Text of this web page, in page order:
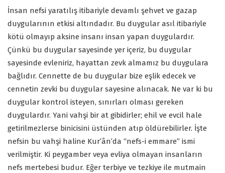
İnsan nefsi yaratılış itibariyle devamlı şehvet ve gazap
duygularının etkisi altındadır. Bu duygular asıl itibariyle
kötü olmayıp aksine insanı insan yapan duygulardır.
Çünkü bu duygular sayesinde yer içeriz, bu duygular
sayesinde evleniriz, hayattan zevk almamız bu duygulara
bağlıdır. Cennette de bu duygular bize eşlik edecek ve
cennetin zevki bu duygular sayesine alınacak. Ne var ki bu
duygular kontrol isteyen, sınırları olması gereken
duygulardır. Yani vahşi bir at gibidirler; ehil ve evcil hale
getirilmezlerse binicisini üstünden atıp öldürebilirler. İşte
nefsin bu vahşi haline Kur’ân’da “nefs-i emmare” ismi
verilmiştir. Ki peygamber veya evliya olmayan insanların
nefs mertebesi budur. Eğer terbiye ve tezkiye ile mutmain